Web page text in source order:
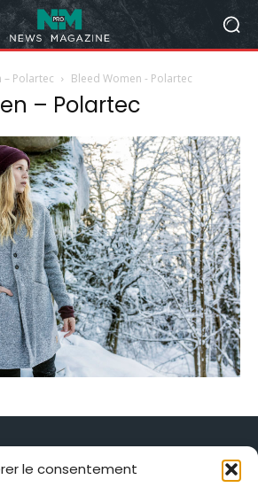
le consentement
– Polartec Bleed Women - Polartec
– Polartec